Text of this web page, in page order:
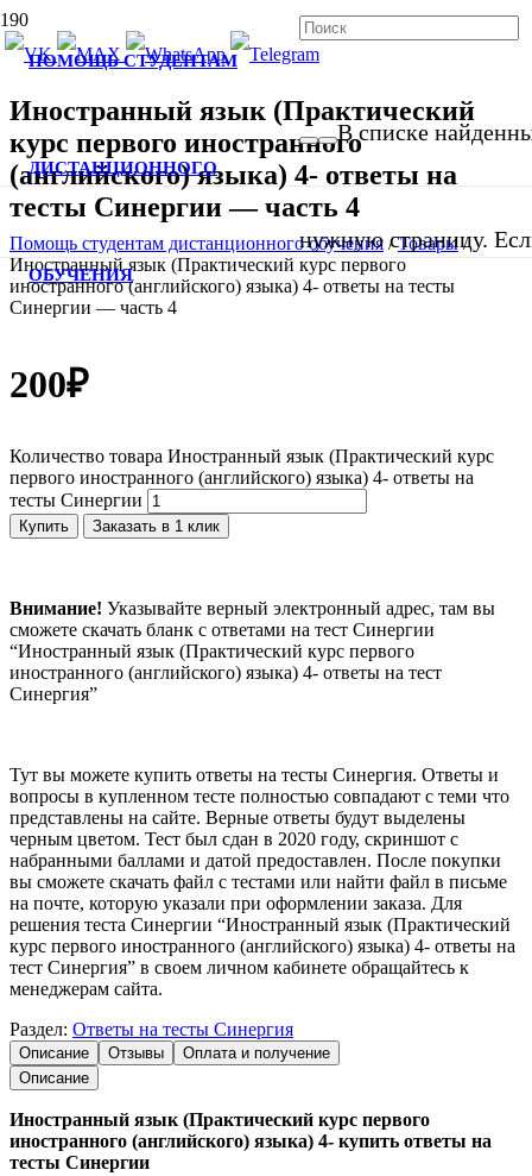
ПОМОЩЬ СТУДЕНТАМ
ДИСТАНЦИОННОГО
ОБУЧЕНИЯ
В списке
нужную страницу.
Иностранный язык (Практический
курс первого иностранного
(английского) языка) 4- ответы на
тесты Синергии — часть 4
Помощь студентам дистанционного обучения /Товары/
Иностранный язык (Практический курс первого
иностранного (английского) языка) 4- ответы на тесты
Синергии — часть 4
200₽
Количество товара Иностранный язык (Практический курс
первого иностранного (английского) языка) 4- ответы на
тесты Синергии
Купить Заказать в 1 клик
Внимание! Указывайте верный электронный адрес, там вы
сможете скачать бланк с ответами на тест Синергии
“Иностранный язык (Практический курс первого
иностранного (английского) языка) 4- ответы на тест
Синергия”
Тут вы можете купить ответы на тесты Синергия. Ответы и
вопросы в купленном тесте полностью совпадают с теми что
представлены на сайте. Верные ответы будут выделены
черным цветом. Тест был сдан в 2020 году, скриншот с
набранными баллами и датой предоставлен. После покупки
вы сможете скачать файл с тестами или найти файл в письме
на почте, которую указали при оформлении заказа. Для
решения теста Синергии “Иностранный язык (Практический
курс первого иностранного (английского) языка) 4- ответы на
тест Синергия” в своем личном кабинете обращайтесь к
менеджерам сайта.
Раздел: Ответы на тесты Синергия
Описание Отзывы
Оплата и получение
Описание
Иностранный язык (Практический курс первого
иностранного (английского) языка) 4- купить ответы на
тесты Синергии